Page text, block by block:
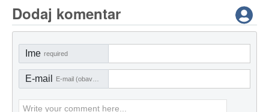
Dodaj komentar
Ime required
E-mail